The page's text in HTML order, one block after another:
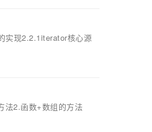
实现2.2.1iterator核心源
法2.函数+数组的方法